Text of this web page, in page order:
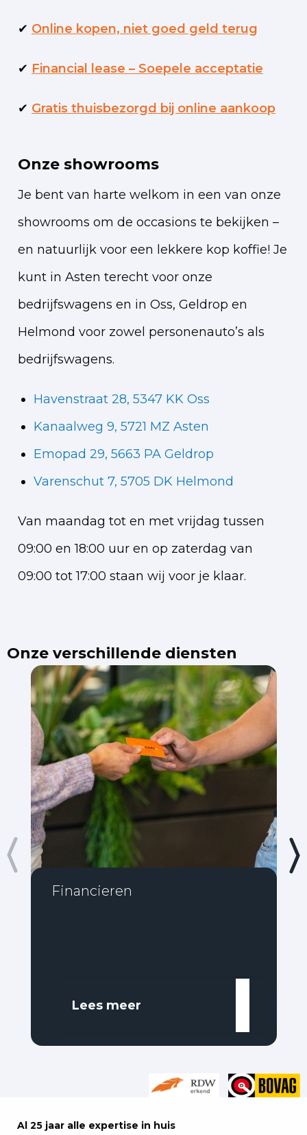
✔ Online kopen, niet goed geld terug
✔ Financial lease – Soepele acceptatie
✔ Gratis thuisbezorgd bij online aankoop
Onze showrooms
Je bent van harte welkom in een van onze
showrooms om de occasions te bekijken –
en natuurlijk voor een lekkere kop koffie! Je
kunt in Asten terecht voor onze
bedrijfswagens en in Oss, Geldrop en
Helmond voor zowel personenauto’s als
bedrijfswagens.
Havenstraat 28, 5347 KK Oss
Kanaalweg 9, 5721 MZ Asten
Emopad 29, 5663 PA Geldrop
Varenschut 7, 5705 DK Helmond
Van maandag tot en met vrijdag tussen
09:00 en 18:00 uur en op zaterdag van
09:00 tot 17:00 staan wij voor je klaar.
Onze verschillende diensten
Financieren
Lees meer
Al 25 jaar alle expertise in huis